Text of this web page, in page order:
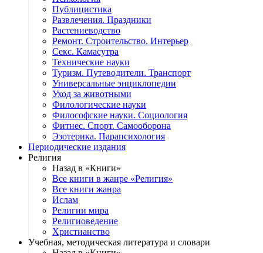
Публицистика
Развлечения. Праздники
Растениеводство
Ремонт. Строительство. Интерьер
Секс. Камасутра
Технические науки
Туризм. Путеводители. Транспорт
Универсальные энциклопедии
Уход за животными
Филологические науки
Философские науки. Социология
Фитнес. Спорт. Самооборона
Эзотерика. Парапсихология
Периодические издания
Религия
Назад в «Книги»
Все книги в жанре «Религия»
Все книги жанра
Ислам
Религии мира
Религиоведение
Христианство
Учебная, методическая литература и словари